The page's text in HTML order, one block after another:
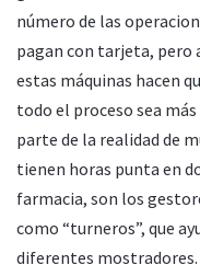
número de las
pagan con tarjeta, pero
estas máquinas hacen
todo el proceso sea
parte de la realidad de
tienen horas punta en
farmacia, son los
como “turneros”, que
diferentes mostradores.